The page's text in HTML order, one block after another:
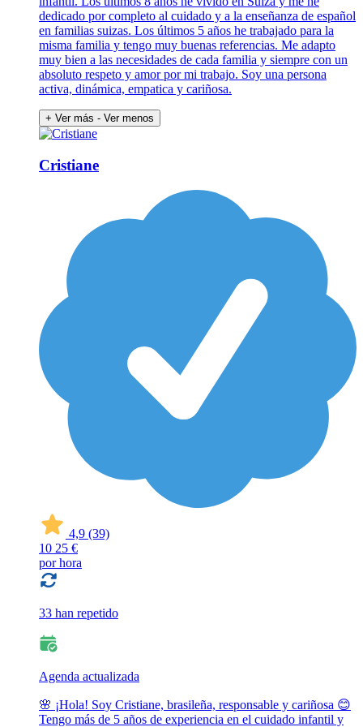
dedicado por completo al cuidado y a la enseñanza de español
en familias suizas. Los últimos 5 años he trabajado para la
misma familia y tengo muy buenas referencias. Me adapto
muy bien a las necesidades de cada familia y siempre con un
absoluto respeto y amor por mi trabajo. Soy una persona
activa, dinámica, empatica y cariñosa.
+ Ver más - Ver menos
Cristiane
4,9 (39)
10 25 €
por hora
33 han repetido
Agenda actualizada
🌸 ¡Hola! Soy Cristiane, brasileña, responsable y cariñosa 😊
Tengo más de 5 años de experiencia en el cuidado infantil y